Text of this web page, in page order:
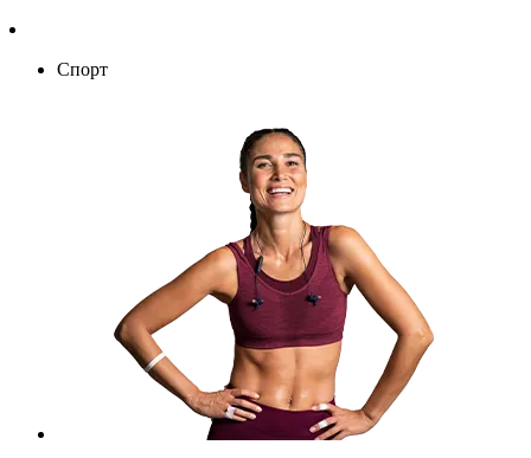
Спорт